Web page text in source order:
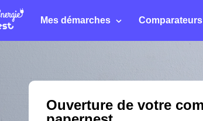
Mes démarches Comparateurs